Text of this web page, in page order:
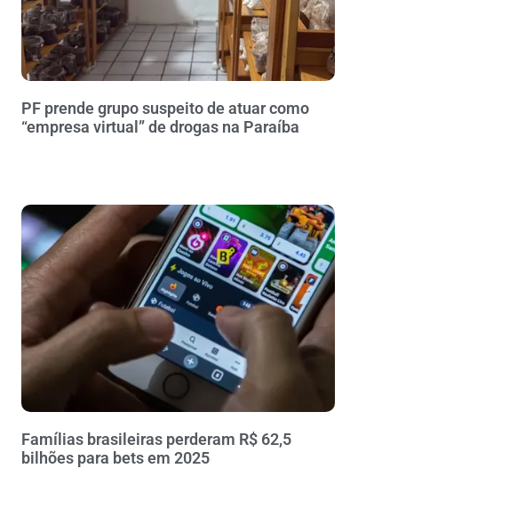
PF prende grupo suspeito de atuar como
“empresa virtual” de drogas na Paraíba
Famílias brasileiras perderam R$ 62,5
bilhões para bets em 2025